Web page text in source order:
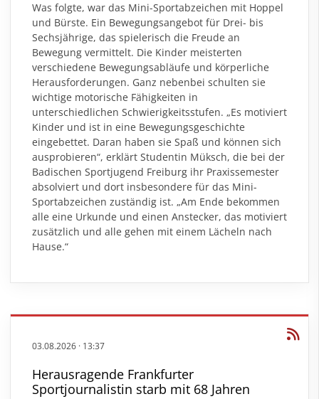
Was folgte, war das Mini-Sportabzeichen mit Hoppel
und Bürste. Ein Bewegungsangebot für Drei- bis
Sechsjährige, das spielerisch die Freude an
Bewegung vermittelt. Die Kinder meisterten
verschiedene Bewegungsabläufe und körperliche
Herausforderungen. Ganz nebenbei schulten sie
wichtige motorische Fähigkeiten in
unterschiedlichen Schwierigkeitsstufen. „Es motiviert
Kinder und ist in eine Bewegungsgeschichte
eingebettet. Daran haben sie Spaß und können sich
ausprobieren“, erklärt Studentin Müksch, die bei der
Badischen Sportjugend Freiburg ihr Praxissemester
absolviert und dort insbesondere für das Mini-
Sportabzeichen zuständig ist. „Am Ende bekommen
alle eine Urkunde und einen Anstecker, das motiviert
zusätzlich und alle gehen mit einem Lächeln nach
Hause.“
03.08.2026 · 13:37
Herausragende Frankfurter
Sportjournalistin starb mit 68 Jahren